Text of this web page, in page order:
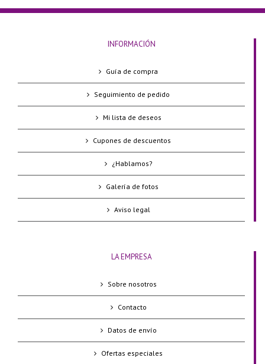
INFORMACIÓN
Guía de compra
Seguimiento de pedido
Mi lista de deseos
Cupones de descuentos
¿Hablamos?
Galería de fotos
Aviso legal
LA EMPRESA
Sobre nosotros
Contacto
Datos de envío
Ofertas especiales